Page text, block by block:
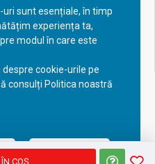
sunt esențiale, în timp
experiența ta,
modul în care este
cookie-urile pe
consulți Politica noastră
Configurează
COŞ